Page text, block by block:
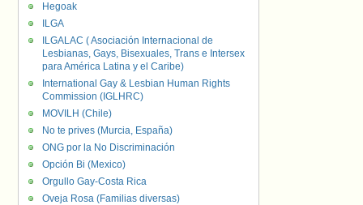
Hegoak
ILGA
ILGALAC ( Asociación Internacional de
Lesbianas, Gays, Bisexuales, Trans e Intersex
para América Latina y el Caribe)
International Gay & Lesbian Human Rights
Commission (IGLHRC)
MOVILH (Chile)
No te prives (Murcia, España)
ONG por la No Discriminación
Opción Bi (Mexico)
Orgullo Gay-Costa Rica
Oveja Rosa (Familias diversas)